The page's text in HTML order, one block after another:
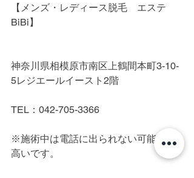
【メンズ・レディース脱毛　エステ
BiBi】
神奈川県相模原市南区上鶴間本町3-10-
5レジエールイースト2階
TEL：042-705-3366
※施術中は電話に出られない可能性が
高いです。